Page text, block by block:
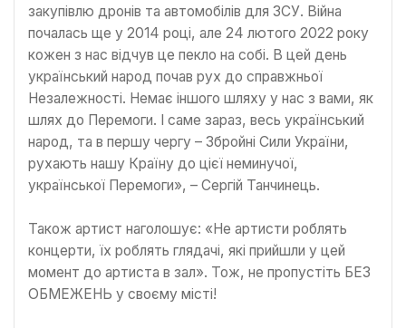
закупівлю дронів та автомобілів для ЗСУ. Війна
почалась ще у 2014 році, але 24 лютого 2022 року
кожен з нас відчув це пекло на собі. В цей день
український народ почав рух до справжньої
Незалежності. Немає іншого шляху у нас з вами, як
шлях до Перемоги. І саме зараз, весь український
народ, та в першу чергу – Збройні Сили України,
рухають нашу Країну до цієї неминучої,
української Перемоги», – Сергій Танчинець.
Також артист наголошує: «Не артисти роблять
концерти, їх роблять глядачі, які прийшли у цей
момент до артиста в зал». Тож, не пропустіть БЕЗ
ОБМЕЖЕНЬ у своєму місті!